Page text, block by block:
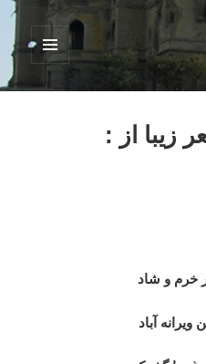
فهرست
ابزارک‌ها
زیبا از :
خرم و شاد
ویرانه آباد